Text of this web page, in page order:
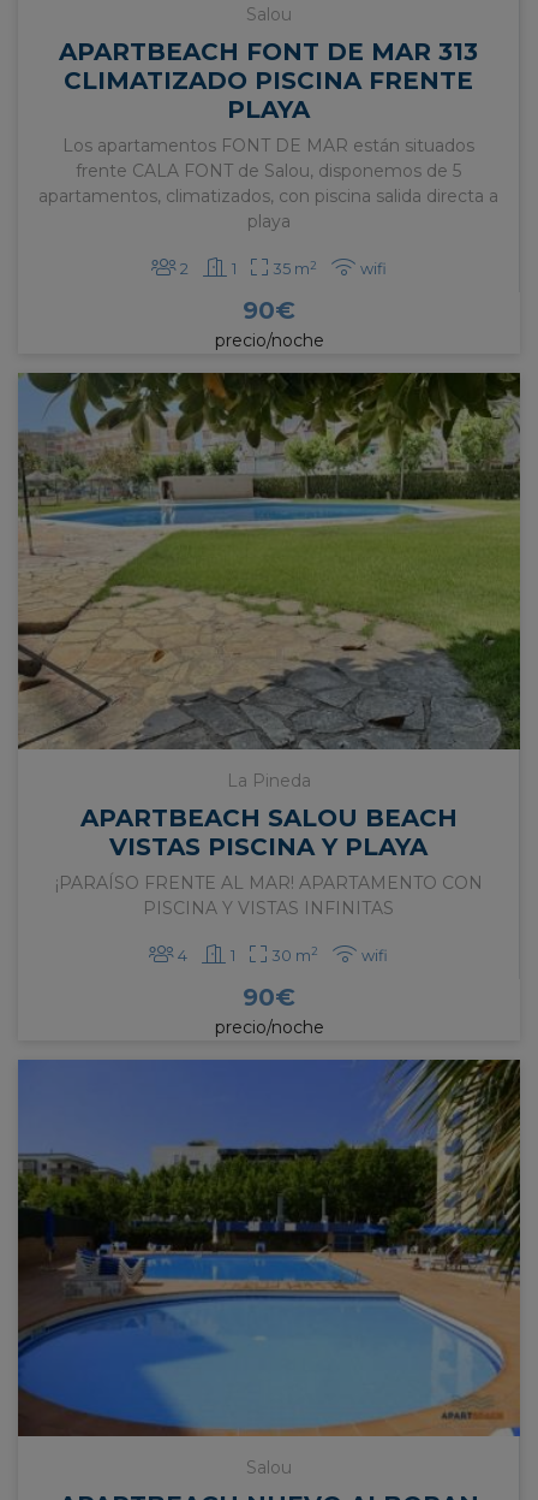
Salou
APARTBEACH FONT DE MAR 313
CLIMATIZADO PISCINA FRENTE
PLAYA
Los apartamentos FONT DE MAR están situados
frente CALA FONT de Salou, disponemos de 5
apartamentos, climatizados, con piscina salida directa a
playa
2 1 35 m2 wifi
90€
precio/noche
La Pineda
APARTBEACH SALOU BEACH
VISTAS PISCINA Y PLAYA
¡PARAÍSO FRENTE AL MAR! APARTAMENTO CON
PISCINA Y VISTAS INFINITAS
4 1 30 m2 wifi
90€
precio/noche
Salou